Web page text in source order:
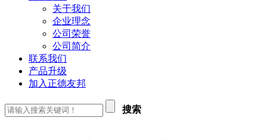
关于我们
企业理念
公司荣誉
公司简介
联系我们
产品升级
加入正德友邦
搜索